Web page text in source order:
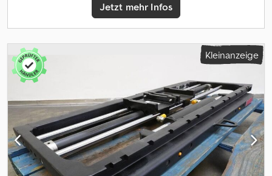
Jetzt mehr Infos
Kleinanzeige